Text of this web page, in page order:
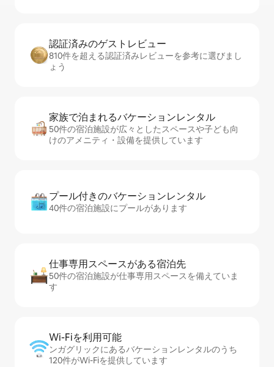
認証済みのゲ⁠ス⁠ト⁠レ⁠ビ⁠ュ⁠ー
810件を超える認証済みレビューを参考に選びまし
ょう
家族で泊まれるバ⁠ケ⁠ー⁠シ⁠ョ⁠ンレ⁠ン⁠タ⁠ル
50件の宿泊施設が広々としたスペースや子ども向
けのアメニティ・設備を提供しています
プール付きのバ⁠ケ⁠ー⁠シ⁠ョ⁠ンレ⁠ン⁠タ⁠ル
40件の宿泊施設にプールがあります
仕事専用ス⁠ペ⁠ー⁠スがあ⁠る宿⁠泊⁠先
50件の宿泊施設が仕事専用スペースを備えていま
す
Wi-Fiを利⁠用⁠可⁠能
ンガグリックにあるバケーションレンタルのうち
120件がWi-Fiを提供しています